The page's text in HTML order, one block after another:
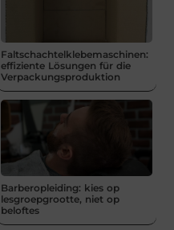
Faltschachtelklebemaschinen:
effiziente Lösungen für die
Verpackungsproduktion
Barberopleiding: kies op
lesgroepgrootte, niet op
beloftes